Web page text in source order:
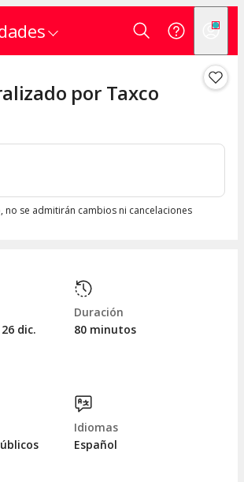
por Taxco
no se admitirán cambios ni cancelaciones
dic.
Duración
80 minutos
Idiomas
Español